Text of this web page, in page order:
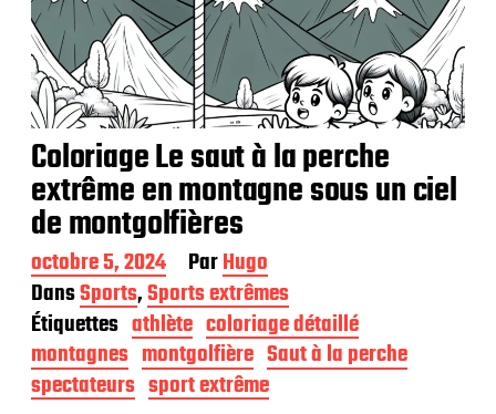
Coloriage Le saut à la perche
extrême en montagne sous un ciel
de montgolfières
D
a
t
e
d
e
p
octobre 5, 2024 ParHugo
DansSports,Sports extrêmes
Étiquettes athlète coloriage détaillé
montagnes montgolfière Saut à la perche
spectateurs sport extrême